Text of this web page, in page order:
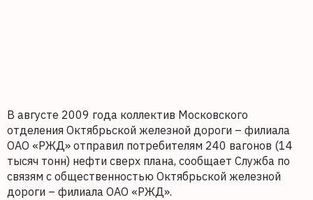
В августе 2009 года коллектив Московского
отделения Октябрьской железной дороги – филиала
ОАО «РЖД» отправил потребителям 240 вагонов (14
тысяч тонн) нефти сверх плана, сообщает Служба по
связям с общественностью Октябрьской железной
дороги – филиала ОАО «РЖД».